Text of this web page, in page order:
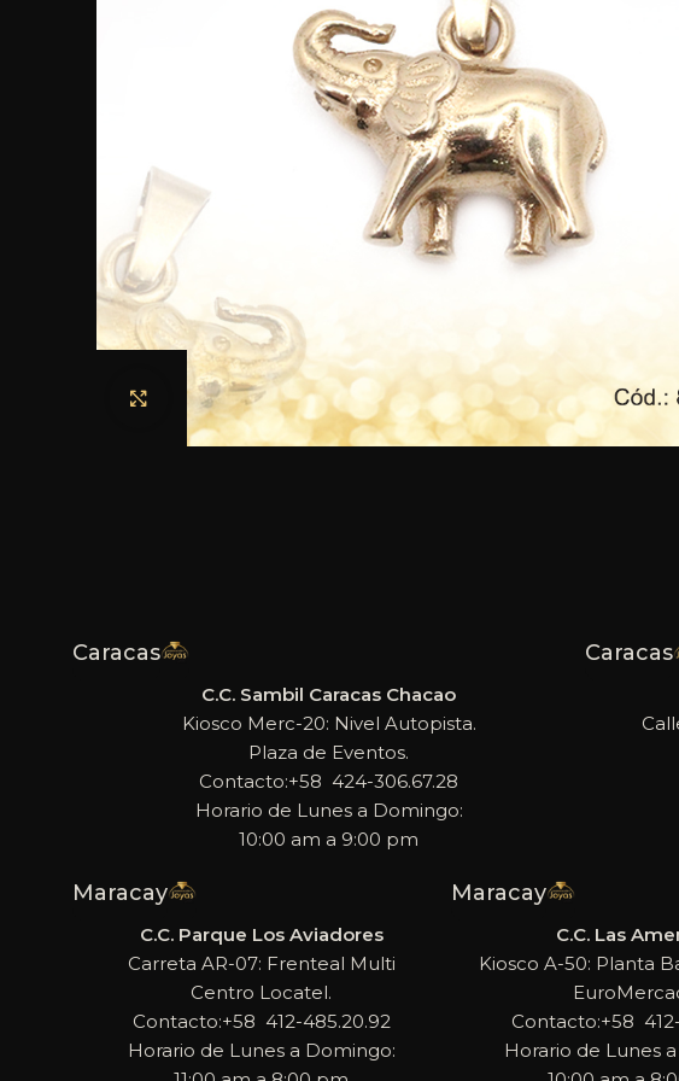
Haga clic para ampliar
Caracas
C.C. Sambil Caracas Chacao
Kiosco Merc-20: Nivel Autopista.
Plaza de Eventos.
Contacto:+58 424-306.67.28
Horario de Lunes a Domingo:
10:00 am a 9:00 pm
Caracas
Maracay
C.C. Parque Los Aviadores
Carreta AR-07: Frenteal Multi
Centro Locatel.
Contacto:+58 412-485.20.92
Horario de Lunes a Domingo:
Maracay
C.C. Las
Kiosco A-50: Planta
Contacto:+58
Horario de Lunes